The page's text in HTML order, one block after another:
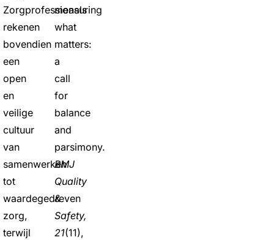
Zorgprofessionals
rekenen
bovendien
een
open
en
veilige
cultuur
van
samenwerken
tot
waardegedreven
zorg,
terwijl
measuring
what
matters:
a
call
for
balance
and
parsimony.
BMJ
Quality
&
Safety,
21(11),